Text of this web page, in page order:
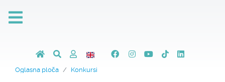
Oglasna ploča Konkursi